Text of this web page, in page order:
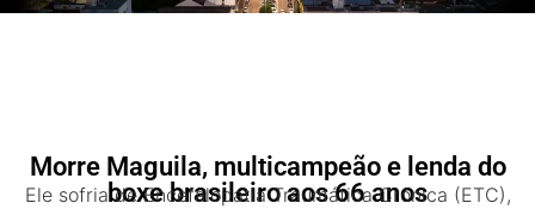
Morre Maguila, multicampeão e lenda do
boxe brasileiro aos 66 anos
Ele sofria de Encefalopatia Traumática Crônica (ETC),